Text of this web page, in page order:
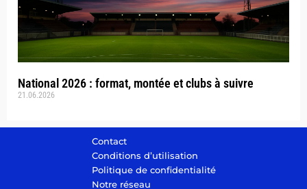
National 2026 : format, montée et clubs à suivre
21.06.2026
Contact
Conditions d’utilisation
Politique de confidentialité
Notre réseau